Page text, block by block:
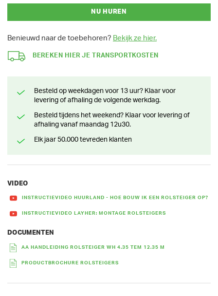
NU HUREN
Benieuwd naar de toebehoren? Bekijk ze hier.
BEREKEN HIER JE TRANSPORTKOSTEN
Besteld op weekdagen voor 13 uur? Klaar voor
levering of afhaling de volgende werkdag.
Besteld tijdens het weekend? Klaar voor levering of
afhaling vanaf maandag 12u30.
Elk jaar 50.000 tevreden klanten
VIDEO
INSTRUCTIEVIDEO HUURLAND - HOE BOUW IK EEN ROLSTEIGER OP?
INSTRUCTIEVIDEO LAYHER: MONTAGE ROLSTEIGERS
DOCUMENTEN
AA HANDLEIDING ROLSTEIGER WH 4.35 TEM 12.35 M
PRODUCTBROCHURE ROLSTEIGERS